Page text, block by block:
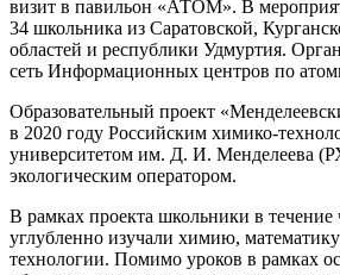
визит в павильон «АТОМ». В
34 школьника из Саратовской,
областей и республики Удмуртия.
сеть Информационных центров по
Образовательный проект
в 2020 году Российским химико-
университетом им. Д. И. Менделеева
экологическим оператором.
В рамках проекта школьники в течение
углубленно изучали химию,
технологии. Помимо уроков в рамках